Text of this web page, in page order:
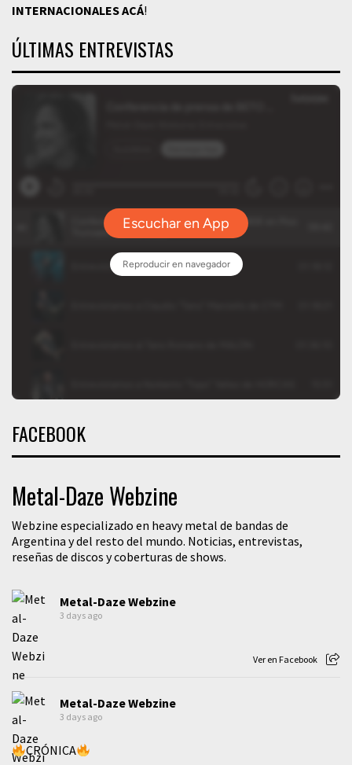
INTERNACIONALESACÁ!
ÚLTIMAS ENTREVISTAS
FACEBOOK
Metal-Daze Webzine
Webzine especializado en heavy metal de bandas de
Argentina y del resto del mundo. Noticias, entrevistas,
reseñas de discos y coberturas de shows.
Metal-Daze Webzine
3 days ago
Ver en Facebook
Metal-Daze Webzine
3 days ago
CRÓNICA